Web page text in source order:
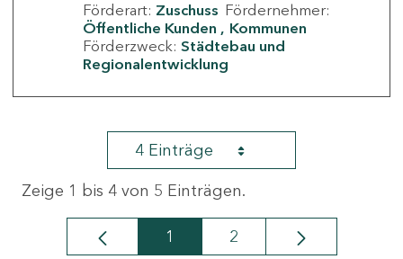
Förderart: Zuschuss Fördernehmer:
Öffentliche Kunden
Kommunen
Förderzweck: Städtebau und
Regionalentwicklung
4 Einträge
Zeige 1 bis 4 von 5 Einträgen.
Seite
1 Seite
2